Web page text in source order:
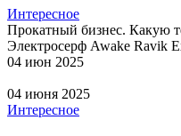
Интересное
Прокатный бизнес. Какую
Электросерф Awake Ravik
04 июн 2025
04 июня 2025
Интересное